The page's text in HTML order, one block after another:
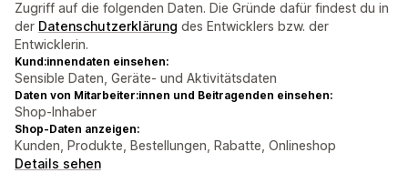
Zugriff auf die folgenden Daten. Die Gründe dafür findest du in
der Datenschutzerklärung des Entwicklers bzw. der
Entwicklerin.
Kund:innendaten einsehen:
Sensible Daten, Geräte- und Aktivitätsdaten
Daten von Mitarbeiter:innen und Beitragenden einsehen:
Shop-Inhaber
Shop-Daten anzeigen:
Kunden, Produkte, Bestellungen, Rabatte, Onlineshop
Details sehen